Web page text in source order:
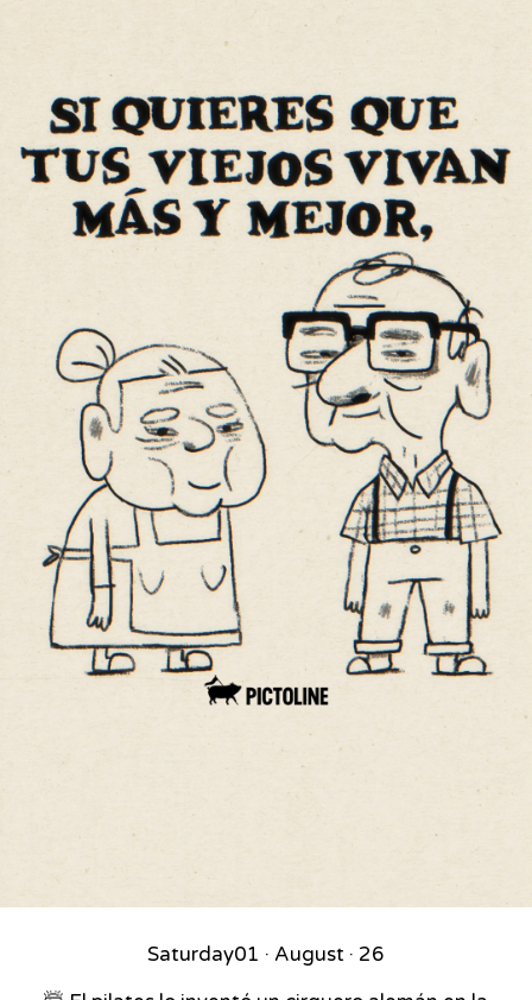
Saturday01 · August · 26